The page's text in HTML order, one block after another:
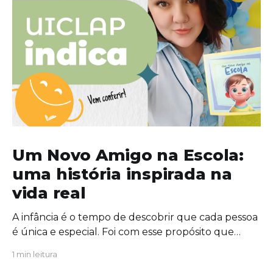
Um Novo Amigo na Escola:
uma história inspirada na
vida real
A infância é o tempo de descobrir que cada pessoa
é única e especial. Foi com esse propósito que
1 min leitura